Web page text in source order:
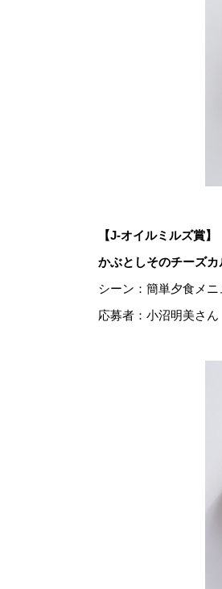
【J-オイルミルズ賞】
かぶとしそのチーズ
シーン：簡単夕食メニ
応募者：小沼明美さん